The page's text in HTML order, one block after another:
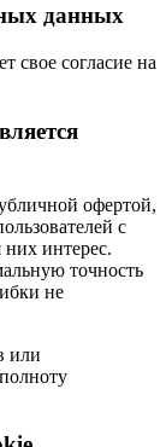
данных
свое согласие на
офертой,
с
них интерес.
точность
не
или